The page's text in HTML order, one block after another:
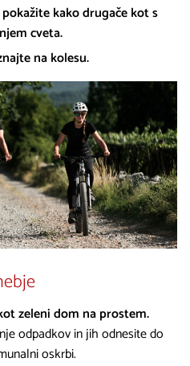
kako drugače kot s
cveta.
na kolesu.
zeleni dom na prostem.
odpadkov in jih odnesite do
oskrbi.